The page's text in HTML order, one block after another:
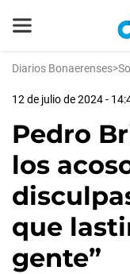
Diarios Bonaerenses>
12 de julio de 2024 -
Pedro
los
que
gente”